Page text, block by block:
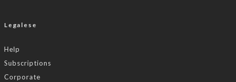
Legalese
Help
Subscriptions
Corporate